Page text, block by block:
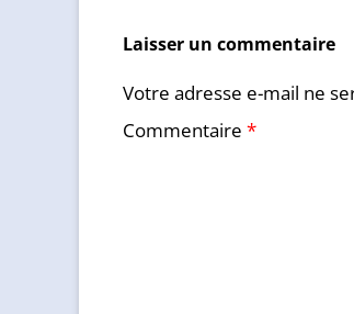
Laisser un commentaire
Votre adresse e-mail ne
Commentaire *